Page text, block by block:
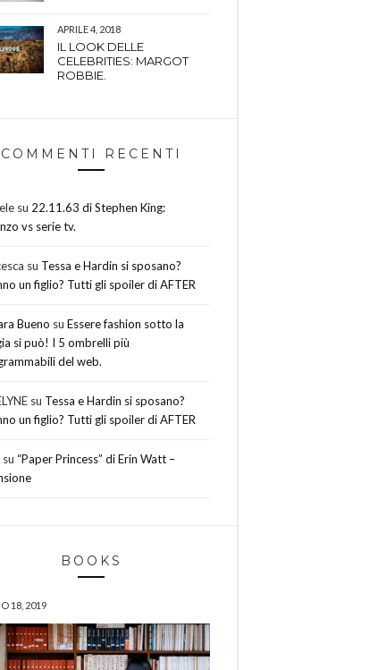
APRILE 4, 2018
IL LOOK DELLE
CELEBRITIES: MARGOT
ROBBIE.
COMMENTI RECENTI
su 22.11.63 di Stephen King:
vs serie tv.
su Tessa e Hardin si sposano?
un figlio? Tutti gli spoiler di AFTER
Bueno su Essere fashion sotto la
si può! I 5 ombrelli più
del web.
su Tessa e Hardin si sposano?
un figlio? Tutti gli spoiler di AFTER
su “Paper Princess” di Erin Watt –
BOOKS
18, 2019